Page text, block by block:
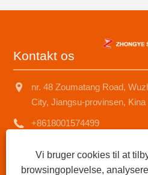
Kontakt os
nr. 48 Zoumatang Road,
City, Jiangsu-provinsen, Kina
+8618001574499
Vi bruger cookies til at
browsingoplevelse,